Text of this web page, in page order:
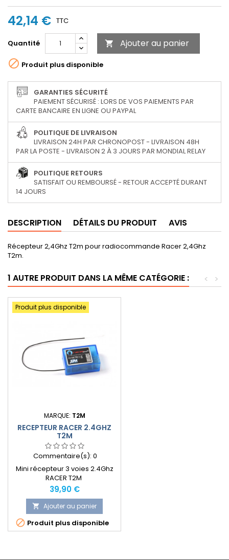
42,14 € TTC
Quantité  Ajouter au panier
 Produit plus disponible
GARANTIES SÉCURITÉ
PAIEMENT SÉCURISÉ : LORS DE VOS PAIEMENTS PAR
CARTE BANCAIRE EN LIGNE OU PAYPAL
POLITIQUE DE LIVRAISON
LIVRAISON 24H PAR CHRONOPOST - LIVRAISON 48H
PAR LA POSTE - LIVRAISON 2 À 3 JOURS PAR MONDIAL RELAY
POLITIQUE RETOURS
SATISFAIT OU REMBOURSÉ - RETOUR ACCEPTÉ DURANT
14 JOURS
DESCRIPTION DÉTAILS DU PRODUIT AVIS
Récepteur 2,4Ghz T2m pour radiocommande Racer 2,4Ghz
T2m.
1 AUTRE PRODUIT DANS LA MÊME CATÉGORIE : >
<
Produit plus disponible
MARQUE: T2M
RECEPTEUR RACER 2.4GHZ
T2M
Commentaire(s): 0
Mini récepteur 3 voies 2.4Ghz
RACER T2M
Prix
39,90 €
 Ajouter au panier
 Produit plus disponible